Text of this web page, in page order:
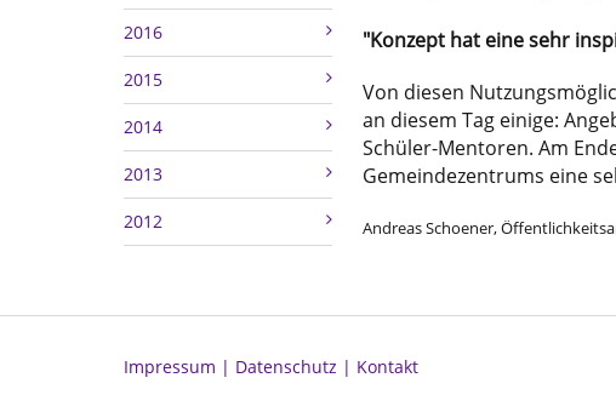
2016
2015
2014
2013
2012
"Konzept hat eine sehr
Von diesen
an diesem Tag einige:
Schüler-Mentoren. Am
Gemeindezentrums eine
Andreas Schoener,
Impressum | Datenschutz | Kontakt